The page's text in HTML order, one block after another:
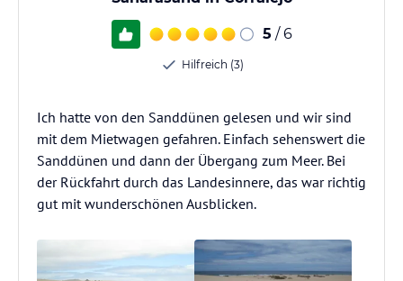
5 / 6
Hilfreich (3)
Ich hatte von den Sanddünen gelesen und wir sind
mit dem Mietwagen gefahren. Einfach sehenswert die
Sanddünen und dann der Übergang zum Meer. Bei
der Rückfahrt durch das Landesinnere, das war richtig
gut mit wunderschönen Ausblicken.